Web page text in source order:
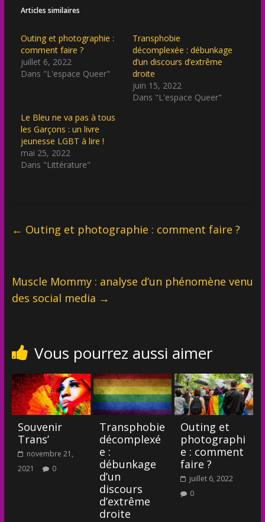
Articles similaires
Outing et photographie :
comment faire ?
juillet 6, 2022
Dans "L'espace Queer"
Transphobie
décomplexée : débunkage
d’un discours d’extrême
droite
juin 15, 2022
Dans "L'espace Queer"
Le Bleu ne va pas à tous
les Garçons : un livre
jeunesse LGBT à lire !
mai 25, 2022
Dans "Littérature"
← Outing et photographie : comment faire ?
Muscle Mommy : analyse d’un phénomène venu
des social media →
Vous pourrez aussi aimer
Souvenir
Trans’
novembre 21,
2021
0
Transphobie
décomplexé
e :
débunkage
d’un
discours
d’extrême
droite
Outing et
photographi
e : comment
faire ?
juillet 6, 2022
0